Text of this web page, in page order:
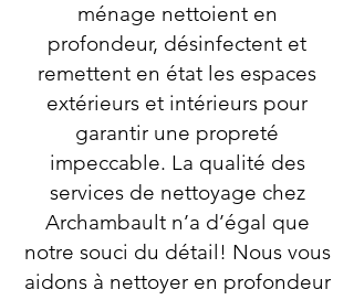
ménage nettoient en
profondeur, désinfectent et
remettent en état les espaces
extérieurs et intérieurs pour
garantir une propreté
impeccable. La qualité des
services de nettoyage chez
Archambault n’a d’égal que
notre souci du détail! Nous vous
aidons à nettoyer en profondeur